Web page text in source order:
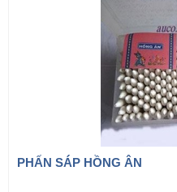
PHẤN SÁP HỒNG ÂN